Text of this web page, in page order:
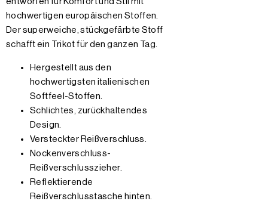
hochwertigen europäischen Stoffen.
Der superweiche, stückgefärbte Stoff
schafft ein Trikot für den ganzen Tag.
Hergestellt aus den
hochwertigsten italienischen
Softfeel-Stoffen.
Schlichtes, zurückhaltendes
Design.
Versteckter Reißverschluss.
Nockenverschluss-
Reißverschlusszieher.
Reflektierende
Reißverschlusstasche hinten.